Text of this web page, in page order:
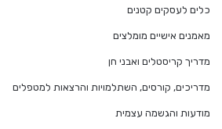
כלים לעסקים קטנים
מאמנים אישיים מומלצים
מדריך קריסטלים ואבני חן
מדריכים, קורסים, השתלמויות והרצאות למטפלים
מודעות והגשמה עצמית